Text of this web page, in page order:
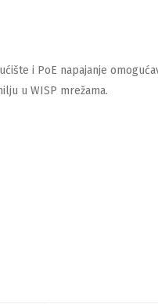
i PoE napajanje
u WISP mrežama.